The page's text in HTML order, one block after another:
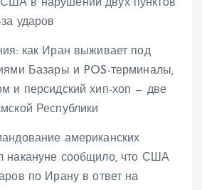
как Иран выживает под
Базары и POS-терминалы,
и персидский хип-хоп — две
Республики
американских
накануне сообщило, что США
по Ирану в ответ на